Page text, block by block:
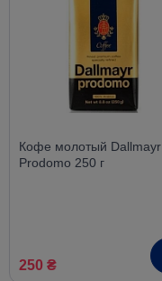
Кофе молотый Dallmayr
Prodomo 250 г
250 ₴